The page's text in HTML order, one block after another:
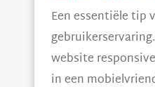
Een essentiële tip
website
in een